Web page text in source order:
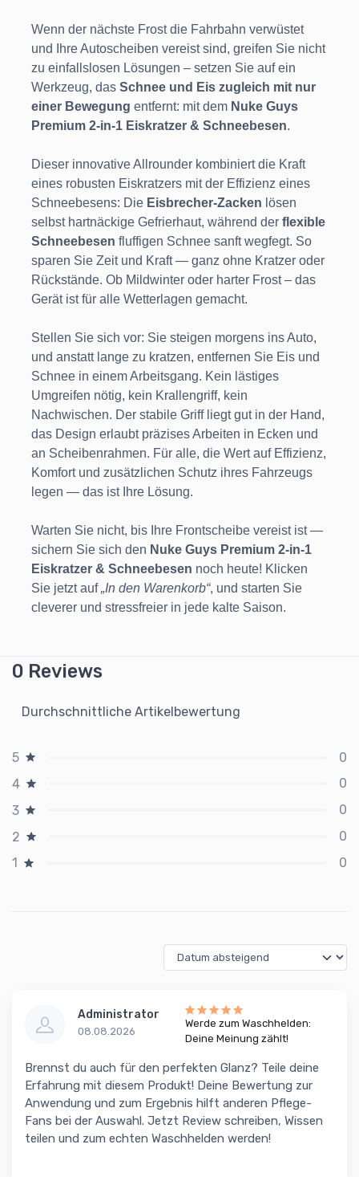
Wenn der nächste Frost die Fahrbahn verwüstet
und Ihre Autoscheiben vereist sind, greifen Sie nicht
zu einfallslosen Lösungen – setzen Sie auf ein
Werkzeug, das Schnee und Eis zugleich mit nur
einer Bewegung entfernt: mit dem Nuke Guys
Premium 2-in-1 Eiskratzer & Schneebesen.
Dieser innovative Allrounder kombiniert die Kraft
eines robusten Eiskratzers mit der Effizienz eines
Schneebesens: Die Eisbrecher-Zacken lösen
selbst hartnäckige Gefrierhaut, während der flexible
Schneebesen fluffigen Schnee sanft wegfegt. So
sparen Sie Zeit und Kraft — ganz ohne Kratzer oder
Rückstände. Ob Mildwinter oder harter Frost – das
Gerät ist für alle Wetterlagen gemacht.
Stellen Sie sich vor: Sie steigen morgens ins Auto,
und anstatt lange zu kratzen, entfernen Sie Eis und
Schnee in einem Arbeitsgang. Kein lästiges
Umgreifen nötig, kein Krallengriff, kein
Nachwischen. Der stabile Griff liegt gut in der Hand,
das Design erlaubt präzises Arbeiten in Ecken und
an Scheibenrahmen. Für alle, die Wert auf Effizienz,
Komfort und zusätzlichen Schutz ihres Fahrzeugs
legen — das ist Ihre Lösung.
Warten Sie nicht, bis Ihre Frontscheibe vereist ist —
sichern Sie sich den Nuke Guys Premium 2-in-1
Eiskratzer & Schneebesen noch heute! Klicken
Sie jetzt auf„In den Warenkorb“, und starten Sie
cleverer und stressfreier in jede kalte Saison.
0 Reviews
Durchschnittliche Artikelbewertung
5
0
4
0
3
0
2
0
1
0
Administrator
08.08.2026
Werde zum Waschhelden:
Deine Meinung zählt!
Brennst du auch für den perfekten Glanz? Teile deine
Erfahrung mit diesem Produkt! Deine Bewertung zur
Anwendung und zum Ergebnis hilft anderen Pflege-
Fans bei der Auswahl. Jetzt Review schreiben, Wissen
teilen und zum echten Waschhelden werden!